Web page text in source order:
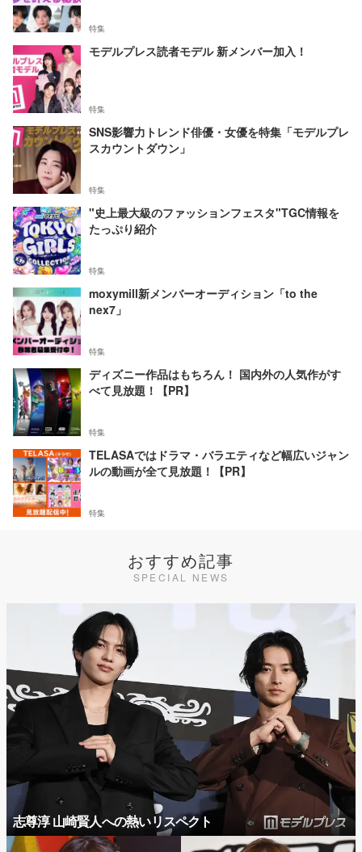
特集
モデルプレス読者モデル 新メンバー加入！
特集
SNS影響力トレンド俳優・女優を特集「モデルプレ
スカウントダウン」
特集
"史上最大級のファッションフェスタ"TGC情報を
たっぷり紹介
特集
moxymill新メンバーオーディション「to the
nex7」
特集
ディズニー作品はもちろん！ 国内外の人気作がす
べて見放題！【PR】
特集
TELASAではドラマ・バラエティなど幅広いジャン
ルの動画が全て見放題！【PR】
特集
おすすめ記事
SPECIAL NEWS
志尊淳 山崎賢人への熱いリスペクト